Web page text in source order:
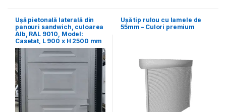
Ușă pietonală laterală din
panouri sandwich, culoarea
Alb, RAL 9010, Model:
Casetat, L 900 x H 2500 mm
Ușă tip rulou cu lamele de
55mm – Culori premium